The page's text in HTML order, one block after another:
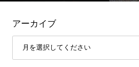
アーカイブ